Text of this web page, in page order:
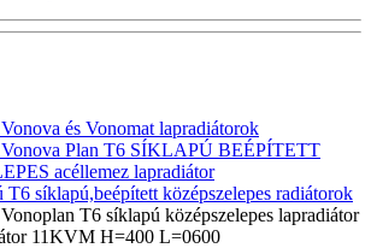
és Vonomat lapradiátorok
Plan T6 SÍKLAPÚ BEÉPÍTETT
acéllemez lapradiátor
síklapú,beépített középszelepes radiátorok
T6 síklapú középszelepes lapradiátor
11KVM H=400 L=0600